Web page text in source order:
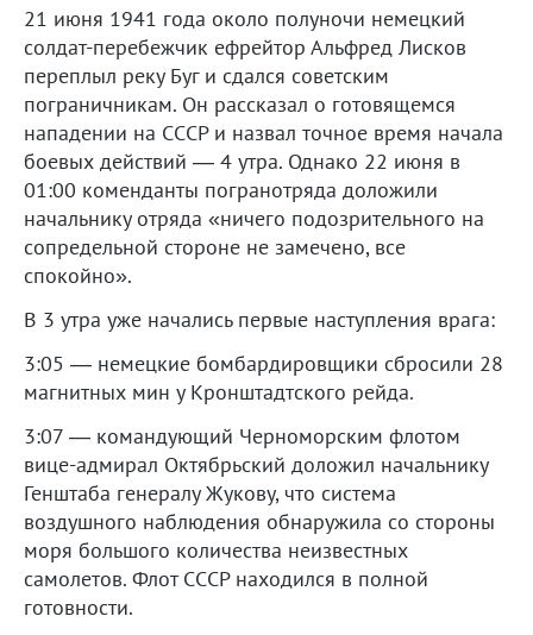
21 июня 1941 года около полуночи немецкий
солдат-перебежчик ефрейтор Альфред Лисков
переплыл реку Буг и сдался советским
пограничникам. Он рассказал о готовящемся
нападении на СССР и назвал точное время начала
боевых действий — 4 утра. Однако 22 июня в
01:00 коменданты погранотряда доложили
начальнику отряда «ничего подозрительного на
сопредельной стороне не замечено, все
спокойно».
В 3 утра уже начались первые наступления врага:
3:05 — немецкие бомбардировщики сбросили 28
магнитных мин у Кронштадтского рейда.
3:07 — командующий Черноморским флотом
вице-адмирал Октябрьский доложил начальнику
Генштаба генералу Жукову, что система
воздушного наблюдения обнаружила со стороны
моря большого количества неизвестных
самолетов. Флот СССР находился в полной
готовности.